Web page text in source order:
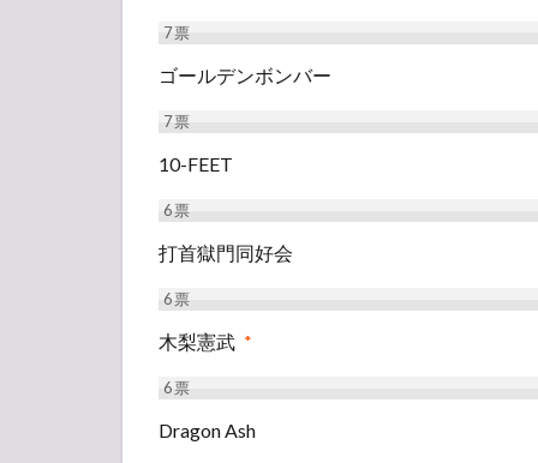
7票
ゴールデンボンバー
7票
10-FEET
6票
打首獄門同好会
6票
木梨憲武 *
6票
Dragon Ash